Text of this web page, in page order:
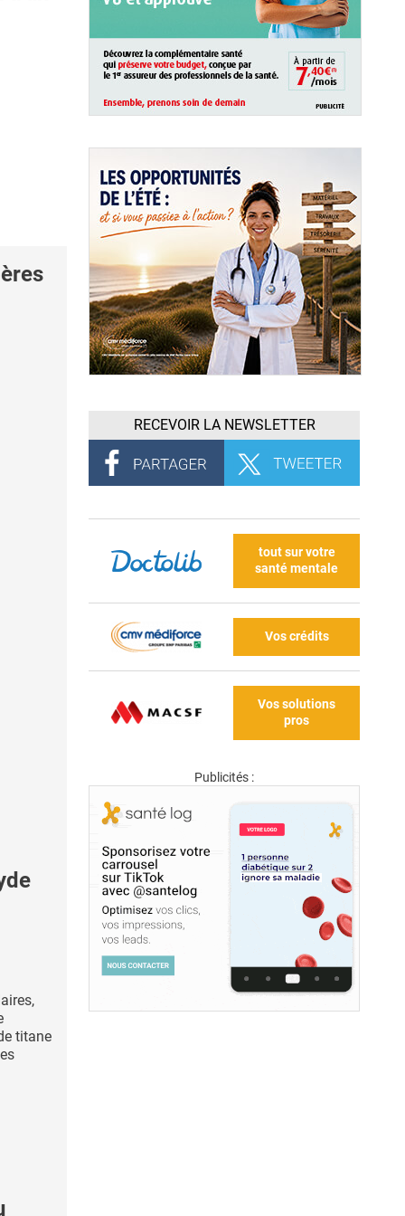
titane
RECEVOIR LA NEWSLETTER
tout sur votre
santé mentale
Vos crédits
Vos solutions
pros
Publicités :